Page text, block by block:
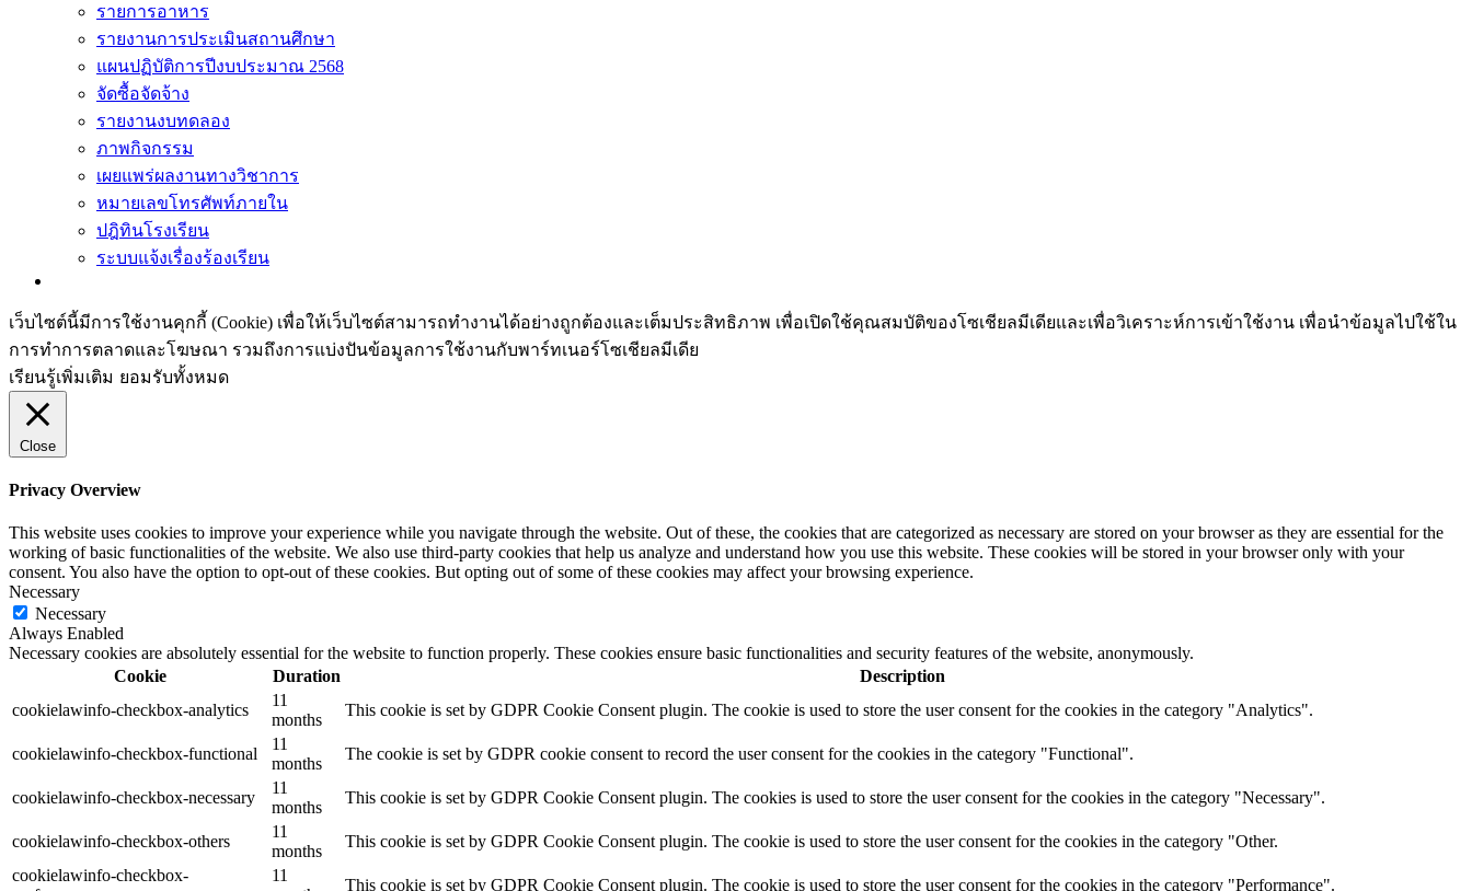
รายการอาหาร
รายงานการประเมินสถานศึกษา
แผนปฏิบัติการปีงบประมาณ 2568
จัดซื้อจัดจ้าง
รายงานงบทดลอง
ภาพกิจกรรม
เผยแพร่ผลงานทางวิชาการ
หมายเลขโทรศัพท์ภายใน
ปฎิทินโรงเรียน
ระบบแจ้งเรื่องร้องเรียน
เว็บไซต์นี้มีการใช้งานคุกกี้ (Cookie) เพื่อให้เว็บไซต์สามารถทำงานได้อย่างถูกต้องและเต็มประสิทธิภาพ​ เพื่อเปิดใช้คุณสมบัติของโซเชียล​มีเดียและเพื่อวิเคราะห์การเข้าใช้งาน เพื่อนำข้อมูลไปใช้ใน
การทำการตลาดและโฆษณา​ รวมถึงการแบ่งปันข้อมูลการใช้งานกับพาร์ทเนอร์​โซเชียล​มีเดีย
เรียนรู้เพิ่มเติม ยอมรับทั้งหมด
Close
Privacy Overview
This website uses cookies to improve your experience while you navigate through the website. Out of these, the cookies that are categorized as necessary are stored on your browser as they are essential for the
working of basic functionalities of the website. We also use third-party cookies that help us analyze and understand how you use this website. These cookies will be stored in your browser only with your
consent. You also have the option to opt-out of these cookies. But opting out of some of these cookies may affect your browsing experience.
Necessary
Necessary
Always Enabled
Necessary cookies are absolutely essential for the website to function properly. These cookies ensure basic functionalities and security features of the website, anonymously.
Cookie
Duration
Description
cookielawinfo-checkbox-analytics
11
months
This cookie is set by GDPR Cookie Consent plugin. The cookie is used to store the user consent for the cookies in the category "Analytics".
cookielawinfo-checkbox-functional
11
months
The cookie is set by GDPR cookie consent to record the user consent for the cookies in the category "Functional".
cookielawinfo-checkbox-necessary
11
months
This cookie is set by GDPR Cookie Consent plugin. The cookies is used to store the user consent for the cookies in the category "Necessary".
cookielawinfo-checkbox-others
11
months
This cookie is set by GDPR Cookie Consent plugin. The cookie is used to store the user consent for the cookies in the category "Other.
cookielawinfo-checkbox-
11
This cookie is set by GDPR Cookie Consent plugin. The cookie is used to store the user consent for the cookies in the category "Performance".